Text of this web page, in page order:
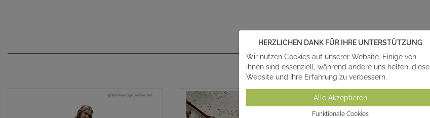
AKTUELLE ANGEBOTE - SALE %
Alle anzeigen
HERZLICHEN DANK FÜR IHRE UNTERSTÜTZUNG
Wir nutzen Cookies auf unserer Website. Einige von
ihnen sind essenziell, während andere uns helfen, diese
Website und Ihre Erfahrung zu verbessern.
Alle Akzeptieren
Funktionale Cookies